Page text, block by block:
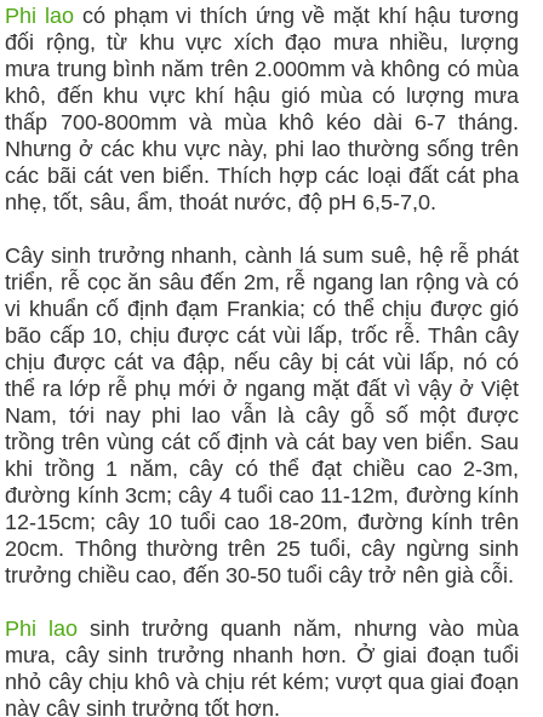
Phi lao có phạm vi thích ứng về mặt khí hậu tương
đối rộng, từ khu vực xích đạo mưa nhiều, lượng
mưa trung bình năm trên 2.000mm và không có mùa
khô, đến khu vực khí hậu gió mùa có lượng mưa
thấp 700-800mm và mùa khô kéo dài 6-7 tháng.
Nhưng ở các khu vực này, phi lao thường sống trên
các bãi cát ven biển. Thích hợp các loại đất cát pha
nhẹ, tốt, sâu, ẩm, thoát nước, độ pH 6,5-7,0.
Cây sinh trưởng nhanh, cành lá sum suê, hệ rễ phát
triển, rễ cọc ăn sâu đến 2m, rễ ngang lan rộng và có
vi khuẩn cố định đạm Frankia; có thể chịu được gió
bão cấp 10, chịu được cát vùi lấp, trốc rễ. Thân cây
chịu được cát va đập, nếu cây bị cát vùi lấp, nó có
thể ra lớp rễ phụ mới ở ngang mặt đất vì vậy ở Việt
Nam, tới nay phi lao vẫn là cây gỗ số một được
trồng trên vùng cát cố định và cát bay ven biển. Sau
khi trồng 1 năm, cây có thể đạt chiều cao 2-3m,
đường kính 3cm; cây 4 tuổi cao 11-12m, đường kính
12-15cm; cây 10 tuổi cao 18-20m, đường kính trên
20cm. Thông thường trên 25 tuổi, cây ngừng sinh
trưởng chiều cao, đến 30-50 tuổi cây trở nên già cỗi.
Phi lao sinh trưởng quanh năm, nhưng vào mùa
mưa, cây sinh trưởng nhanh hơn. Ở giai đoạn tuổi
nhỏ cây chịu khô và chịu rét kém; vượt qua giai đoạn
này cây sinh trưởng tốt hơn.